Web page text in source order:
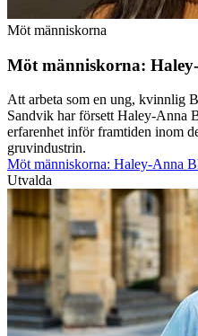
Möt människorna
Möt människorna:
Att arbeta som en ung, kvinnlig
Sandvik har försett Haley-Anna
erfarenhet inför framtiden inom
gruvindustrin.
Möt människorna: Haley-Anna
Utvalda